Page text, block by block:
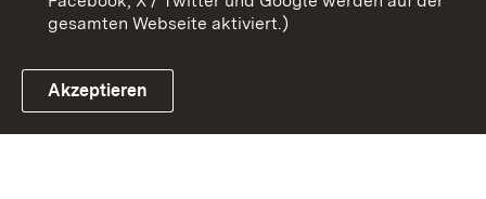
Link zum Landesportal
gesamten Webseite aktiviert.)
Akzeptieren